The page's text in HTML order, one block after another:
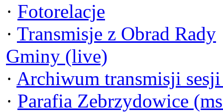
· Fotorelacje
· Transmisje z Obrad Rady
Gminy (live)
· Archiwum transmisji
· Parafia Zebrzydowice